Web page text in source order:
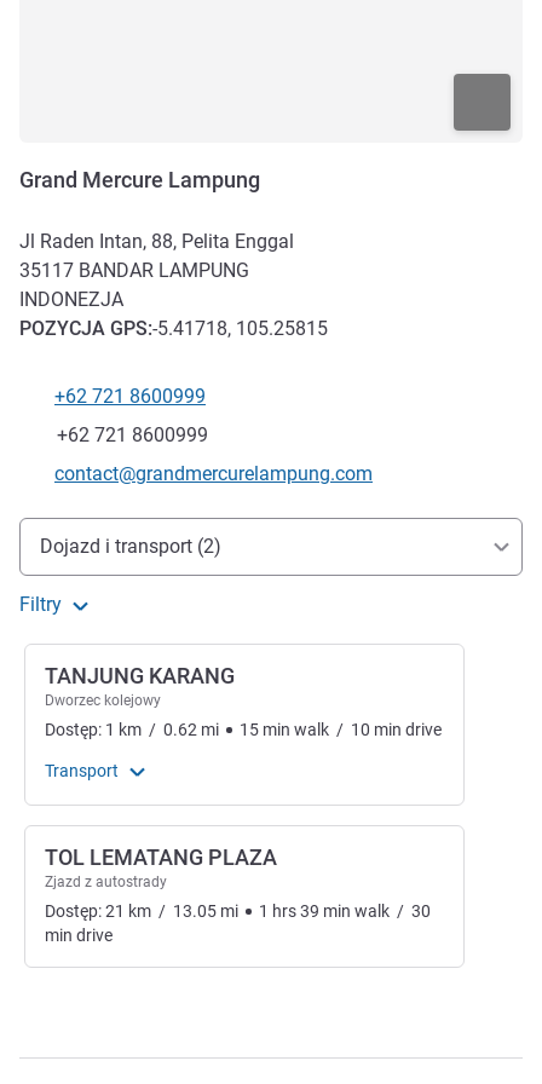
Grand Mercure Lampung
Jl Raden Intan, 88, Pelita Enggal
35117 BANDAR LAMPUNG
INDONEZJA
POZYCJA GPS:-5.41718, 105.25815
Telefon
+62 721 8600999
Faks
+62 721 8600999
Kontaktowy adres e-mail
contact@grandmercurelampung.com
Dojazd i transport
Dojazd i transport (2)
Filtry
TANJUNG KARANG
Dworzec kolejowy
Dostęp: 1 km / 0.62 mi 15 min walk / 10 min drive
Transport
TOL LEMATANG PLAZA
Zjazd z autostrady
Dostęp:21 km / 13.05 mi 1 hrs39 min walk / 30
min drive